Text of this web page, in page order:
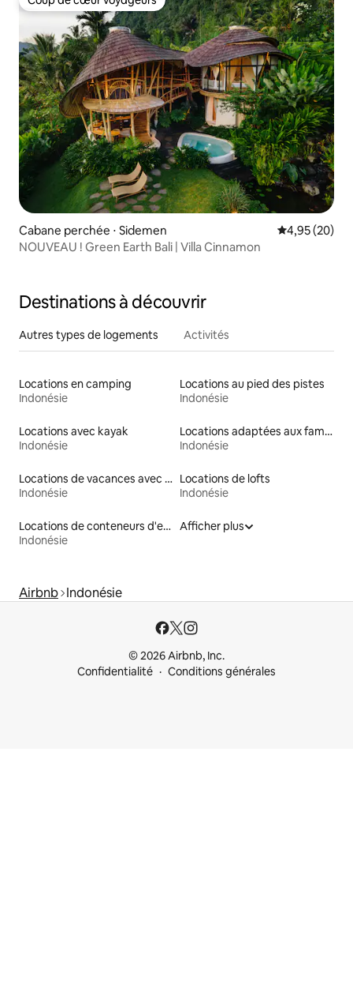
Coup de cœur voyageurs
Cabane perchée ⋅ Sidemen Évaluation
4,95 (20)
NOUVEAU ! Green Earth Bali | Villa Cinnamon
Destinations à découvrir
Autres types de logements Activités
Locations en camping
Indonésie
Locations au pied des pistes
Indonésie
Locations avec kayak
Indonésie
Locations adaptées aux familles
Indonésie
Locations de vacances avec piscine
Indonésie
Locations de lofts
Indonésie
Locations de conteneurs d'expédition
Indonésie
Afficher plus
Airbnb Indonésie
© 2026 Airbnb, Inc.
Confidentialité
Conditions générales